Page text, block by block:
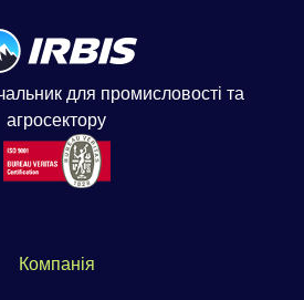
для промисловості та
агросектору
Компанія